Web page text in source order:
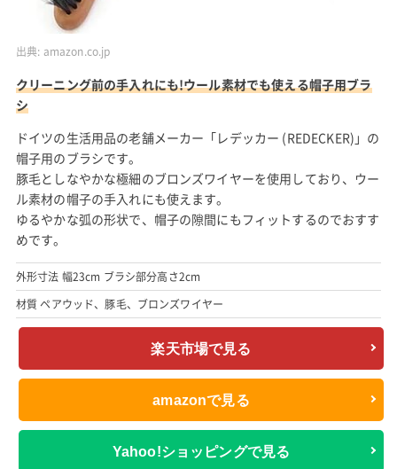
出典: amazon.co.jp
クリーニング前の手入れにも!ウール素材でも使える帽子用ブラ
シ
ドイツの生活用品の老舗メーカー「レデッカー (REDECKER)」の
帽子用のブラシです。
豚毛としなやかな極細のブロンズワイヤーを使用しており、ウー
ル素材の帽子の手入れにも使えます。
ゆるやかな弧の形状で、帽子の隙間にもフィットするのでおすす
めです。
外形寸法 幅23cm ブラシ部分高さ2cm
材質 ペアウッド、豚毛、ブロンズワイヤー
楽天市場で見る
amazonで見る
Yahoo!ショッピングで見る